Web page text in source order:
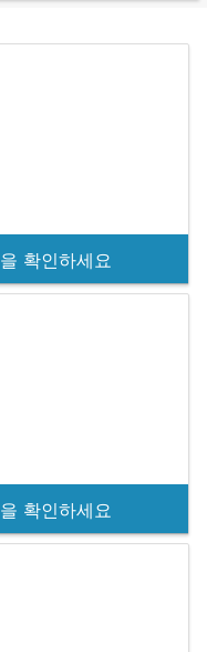
확인하세요
확인하세요